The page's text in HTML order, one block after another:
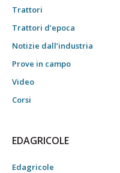
Trattori
Trattori d’epoca
Notizie dall’industria
Prove in campo
Video
Corsi
EDAGRICOLE
Edagricole